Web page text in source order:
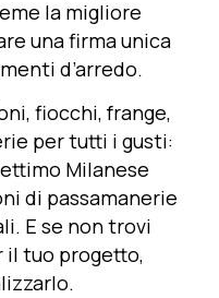
la migliore
una firma unica
d’arredo.
fiocchi, frange,
per tutti i gusti:
Milanese
di passamanerie
E se non trovi
il tuo progetto,